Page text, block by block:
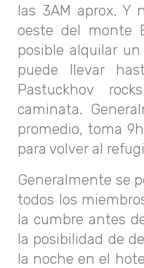
las 3AM aprox. Y
oeste del monte
posible alquilar
puede llevar
Pastuckhov
caminata.
promedio, toma
para volver al
Generalmente se
todos los
la cumbre antes
la posibilidad de
la noche en el